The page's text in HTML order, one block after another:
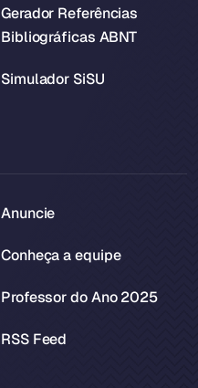
Gerador Referências
Bibliográficas ABNT
Simulador SiSU
Anuncie
Conheça a equipe
Professor do Ano 2025
RSS Feed